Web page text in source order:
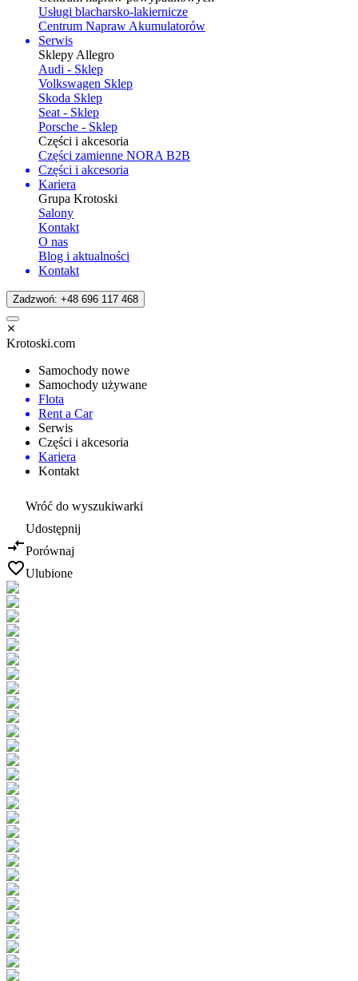
Usługi blacharsko-lakiernicze
Centrum Napraw Akumulatorów
Serwis
Sklepy Allegro
Audi - Sklep
Volkswagen Sklep
Skoda Sklep
Seat - Sklep
Porsche - Sklep
Części i akcesoria
Części zamienne NORA B2B
Części i akcesoria
Kariera
Grupa Krotoski
Salony
Kontakt
O nas
Blog i aktualności
Kontakt
Zadzwoń: +48 696 117 468
Krotoski.com
Samochody nowe
Samochody używane
Flota
Rent a Car
Serwis
Części i akcesoria
Kariera
Kontakt
Wróć do wyszukiwarki
Udostępnij
Porównaj
Ulubione